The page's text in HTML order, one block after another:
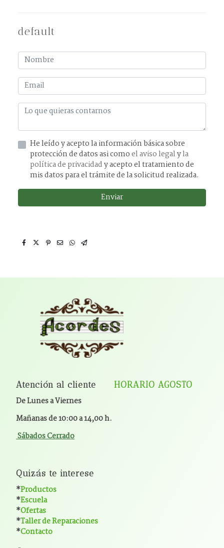
default
He leído y acepto la información básica sobre
protección de datos asi comoel aviso legalyla
política de privacidady acepto el tratamiento de
mis datos para el trámite de la solicitud realizada.
Enviar
Atención al cliente HORARIO AGOSTO
De Lunes a Viernes
Mañanas de 10:00 a 14,00 h.
Sábados Cerrado
Quizás te interese
*Productos
*Escuela
*Ofertas
*Taller de Reparaciones
*Contacto